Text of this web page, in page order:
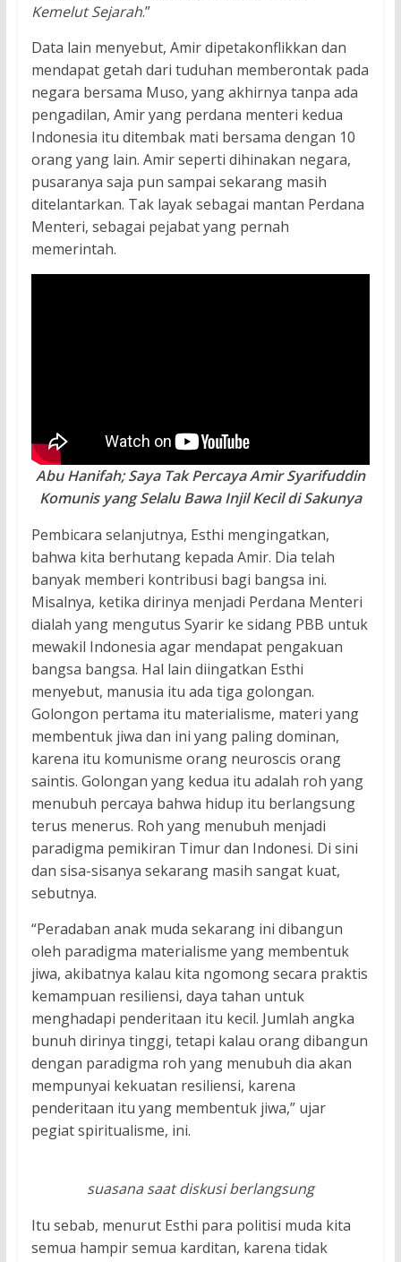
Kemelut Sejarah.”
Data lain menyebut, Amir dipetakonflikkan dan
mendapat getah dari tuduhan memberontak pada
negara bersama Muso, yang akhirnya tanpa ada
pengadilan, Amir yang perdana menteri kedua
Indonesia itu ditembak mati bersama dengan 10
orang yang lain. Amir seperti dihinakan negara,
pusaranya saja pun sampai sekarang masih
ditelantarkan. Tak layak sebagai mantan Perdana
Menteri, sebagai pejabat yang pernah
memerintah.
Abu Hanifah; Saya Tak Percaya Amir Syarifuddin
Komunis yang Selalu Bawa Injil Kecil di Sakunya
Pembicara selanjutnya, Esthi mengingatkan,
bahwa kita berhutang kepada Amir. Dia telah
banyak memberi kontribusi bagi bangsa ini.
Misalnya, ketika dirinya menjadi Perdana Menteri
dialah yang mengutus Syarir ke sidang PBB untuk
mewakil Indonesia agar mendapat pengakuan
bangsa bangsa. Hal lain diingatkan Esthi
menyebut, manusia itu ada tiga golongan.
Golongon pertama itu materialisme, materi yang
membentuk jiwa dan ini yang paling dominan,
karena itu komunisme orang neuroscis orang
saintis. Golongan yang kedua itu adalah roh yang
menubuh percaya bahwa hidup itu berlangsung
terus menerus. Roh yang menubuh menjadi
paradigma pemikiran Timur dan Indonesi. Di sini
dan sisa-sisanya sekarang masih sangat kuat,
sebutnya.
“Peradaban anak muda sekarang ini dibangun
oleh paradigma materialisme yang membentuk
jiwa, akibatnya kalau kita ngomong secara praktis
kemampuan resiliensi, daya tahan untuk
menghadapi penderitaan itu kecil. Jumlah angka
bunuh dirinya tinggi, tetapi kalau orang dibangun
dengan paradigma roh yang menubuh dia akan
mempunyai kekuatan resiliensi, karena
penderitaan itu yang membentuk jiwa,” ujar
pegiat spiritualisme, ini.
suasana saat diskusi berlangsung
Itu sebab, menurut Esthi para politisi muda kita
semua hampir semua karditan, karena tidak